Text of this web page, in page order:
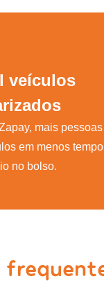
veículos
mais pessoas
em menos
no bolso.